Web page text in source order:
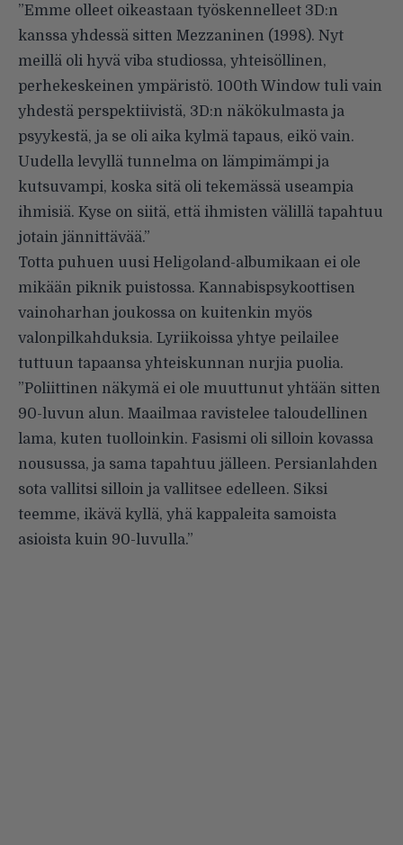
”Emme olleet oikeastaan työskennelleet 3D:n
kanssa yhdessä sitten Mezzaninen (1998). Nyt
meillä oli hyvä viba studiossa, yhteisöllinen,
perhekeskeinen ympäristö. 100th Window tuli vain
yhdestä perspektiivistä, 3D:n näkökulmasta ja
psyykestä, ja se oli aika kylmä tapaus, eikö vain.
Uudella levyllä tunnelma on lämpimämpi ja
kutsuvampi, koska sitä oli tekemässä useampia
ihmisiä. Kyse on siitä, että ihmisten välillä tapahtuu
jotain jännittävää.”
Totta puhuen uusi Heligoland-albumikaan ei ole
mikään piknik puistossa. Kannabispsykoottisen
vainoharhan joukossa on kuitenkin myös
valonpilkahduksia. Lyriikoissa yhtye peilailee
tuttuun tapaansa yhteiskunnan nurjia puolia.
”Poliittinen näkymä ei ole muuttunut yhtään sitten
90-luvun alun. Maailmaa ravistelee taloudellinen
lama, kuten tuolloinkin. Fasismi oli silloin kovassa
nousussa, ja sama tapahtuu jälleen. Persianlahden
sota vallitsi silloin ja vallitsee edelleen. Siksi
teemme, ikävä kyllä, yhä kappaleita samoista
asioista kuin 90-luvulla.”